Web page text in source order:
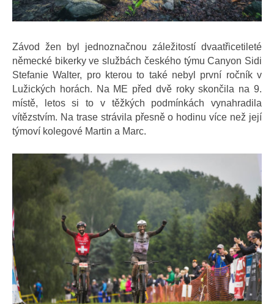
Závod žen byl jednoznačnou záležitostí dvaatřicetileté
německé bikerky ve službách českého týmu Canyon Sidi
Stefanie Walter, pro kterou to také nebyl první ročník v
Lužických horách. Na ME před dvě roky skončila na 9.
místě, letos si to v těžkých podmínkách vynahradila
vítězstvím. Na trase strávila přesně o hodinu více než její
týmoví kolegové Martin a Marc.